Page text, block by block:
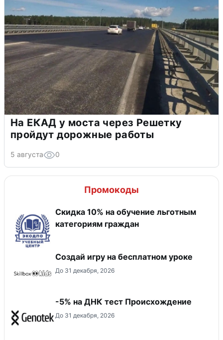
На ЕКАД у моста через Решетку
пройдут дорожные работы
5 августа 0
Промокоды
Скидка 10% на обучение льготным
категориям граждан
Создай игру на бесплатном уроке
До 31 декабря, 2026
-5% на ДНК тест Происхождение
До 31 декабря, 2026